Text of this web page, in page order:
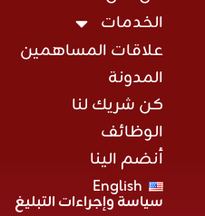
الخدمات
علاقات المساهمين
المدونة
كن شريك لنا
الوظائف
أنضم الينا
English
سياسة وإجراءات التبليغ